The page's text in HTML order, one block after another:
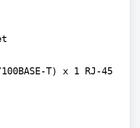
T) x 1 RJ-45